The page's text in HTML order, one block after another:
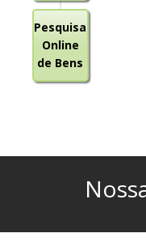
Pesquisa
Online
de Bens